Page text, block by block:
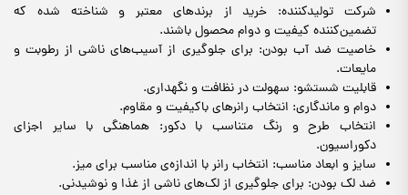
شرکت تولیدکننده: خرید از برندهای معتبر و شناخته شده که
تضمین‌کننده کیفیت و دوام محصول باشند.
خاصیت ضد آب بودن: برای جلوگیری از آسیب‌های ناشی از رطوبت و
مایعات.
قابلیت شستشو: سهولت در نظافت و نگهداری.
دوام و ماندگاری: انتخاب رانرهای باکیفیت و مقاوم.
انتخاب طرح و رنگ متناسب با دکور: هماهنگی با سایر اجزای
دکوراسیون.
سایز و ابعاد مناسب: انتخاب رانر با اندازه‌ی مناسب برای میز.
ضد لک بودن: برای جلوگیری از لک‌های ناشی از غذا و نوشیدنی.